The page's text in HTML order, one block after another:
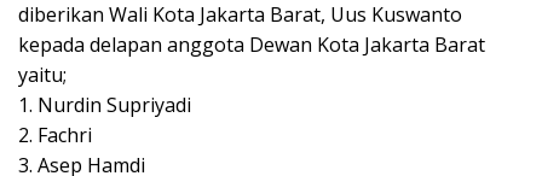
diberikan Wali Kota Jakarta Barat, Uus Kuswanto
kepada delapan anggota Dewan Kota Jakarta Barat
yaitu;
1. Nurdin Supriyadi
2. Fachri
3. Asep Hamdi